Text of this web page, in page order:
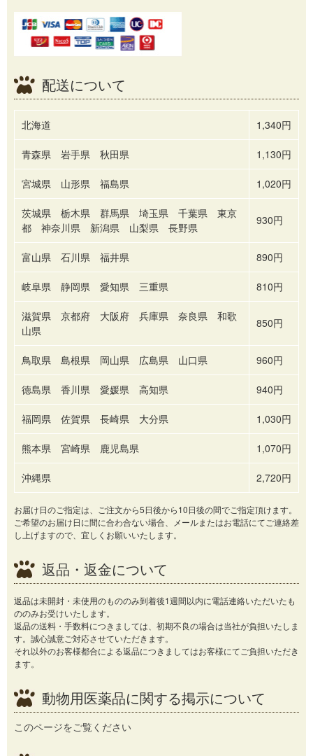
配送について
北海道 1,340円
青森県 岩手県 秋田県 1,130円
宮城県 山形県 福島県 1,020円
茨城県 栃木県 群馬県 埼玉県 千葉県 東京
都 神奈川県 新潟県 山梨県 長野県
930円
富山県 石川県 福井県 890円
岐阜県 静岡県 愛知県 三重県 810円
滋賀県 京都府 大阪府 兵庫県 奈良県 和歌
山県
850円
鳥取県 島根県 岡山県 広島県 山口県 960円
徳島県 香川県 愛媛県 高知県 940円
福岡県 佐賀県 長崎県 大分県 1,030円
熊本県 宮崎県 鹿児島県 1,070円
沖縄県 2,720円
お届け日のご指定は、ご注文から5日後から10日後の間でご指定頂けます。
ご希望のお届け日に間に合わ合ない場合、メールまたはお電話にてご連絡差
し上げますので、宜しくお願いいたします。
返品・返金について
返品は未開封・未使用のもののみ到着後1週間以内に電話連絡いただいたも
ののみお受けいたします。
返品の送料・手数料につきましては、初期不良の場合は当社が負担いたしま
す。誠心誠意ご対応させていただきます。
それ以外のお客様都合による返品につきましてはお客様にてご負担いただき
ます。
動物用医薬品に関する掲示について
このページをご覧ください